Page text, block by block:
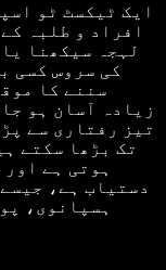
افراد و طلبہ
لہجہ سیکھنا
سننے کا
زیادہ آسان ہو
تیز رفتاری سے
ہوتی ہے
ہسپانوی،